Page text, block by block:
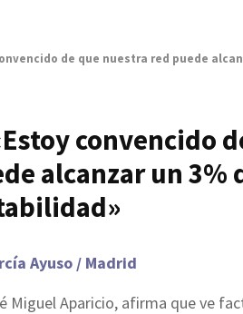
de que nuestra red puede
convencido
alcanzar un 3%
Ayuso / Madrid
Miguel Aparicio, afirma que ve